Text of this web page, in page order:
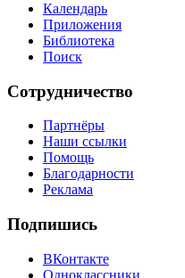
Календарь
Приложения
Библиотека
Поиск
Сотрудничество
Партнёры
Наши ссылки
Помощь
Благодарности
Реклама
Подпишись
ВКонтакте
Одноклассники